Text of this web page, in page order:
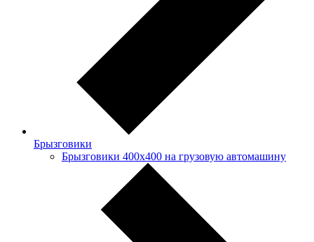
Брызговики
Брызговики 400х400 на грузовую автомашину